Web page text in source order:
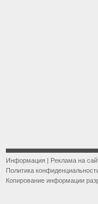
Информация | Реклама на
Политика
Копирование информации